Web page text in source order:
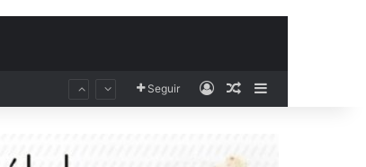
Seguir AccesoPublicación al